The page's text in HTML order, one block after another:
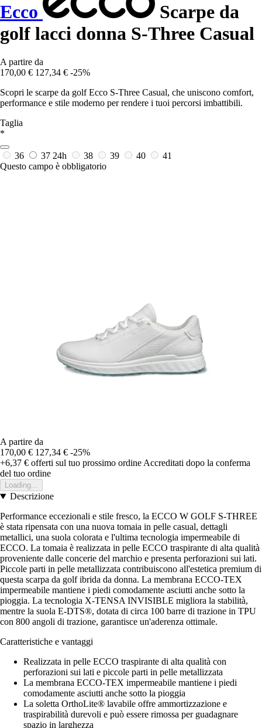
Ecco
Scarpe da
golf lacci donna S-Three Casual
A partire da
170,00 € 127,34 € -25%
Scopri le scarpe da golf Ecco S-Three Casual, che uniscono comfort,
performance e stile moderno per rendere i tuoi percorsi imbattibili.
Taglia
*
36 37 24h 38 39 40
41
Questo campo è obbligatorio
A partire da
170,00 € 127,34 € -25%
+6,37 € offerti sul tuo prossimo ordine Accreditati dopo la conferma
del tuo ordine
Loading...
Descrizione
Performance eccezionali e stile fresco, la ECCO W GOLF S-THREE
è stata ripensata con una nuova tomaia in pelle casual, dettagli
metallici, una suola colorata e l'ultima tecnologia impermeabile di
ECCO. La tomaia è realizzata in pelle ECCO traspirante di alta qualità
proveniente dalle concerie del marchio e presenta perforazioni sui lati.
Piccole parti in pelle metallizzata contribuiscono all'estetica premium di
questa scarpa da golf ibrida da donna. La membrana ECCO-TEX
impermeabile mantiene i piedi comodamente asciutti anche sotto la
pioggia. La tecnologia X-TENSA INVISIBLE migliora la stabilità,
mentre la suola E-DTS®, dotata di circa 100 barre di trazione in TPU
con 800 angoli di trazione, garantisce un'aderenza ottimale.
Caratteristiche e vantaggi
Realizzata in pelle ECCO traspirante di alta qualità con
perforazioni sui lati e piccole parti in pelle metallizzata
La membrana ECCO-TEX impermeabile mantiene i piedi
comodamente asciutti anche sotto la pioggia
La soletta OrthoLite® lavabile offre ammortizzazione e
traspirabilità durevoli e può essere rimossa per guadagnare
spazio in larghezza